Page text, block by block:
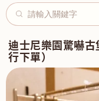
迪士尼樂園驚嚇
行下單）